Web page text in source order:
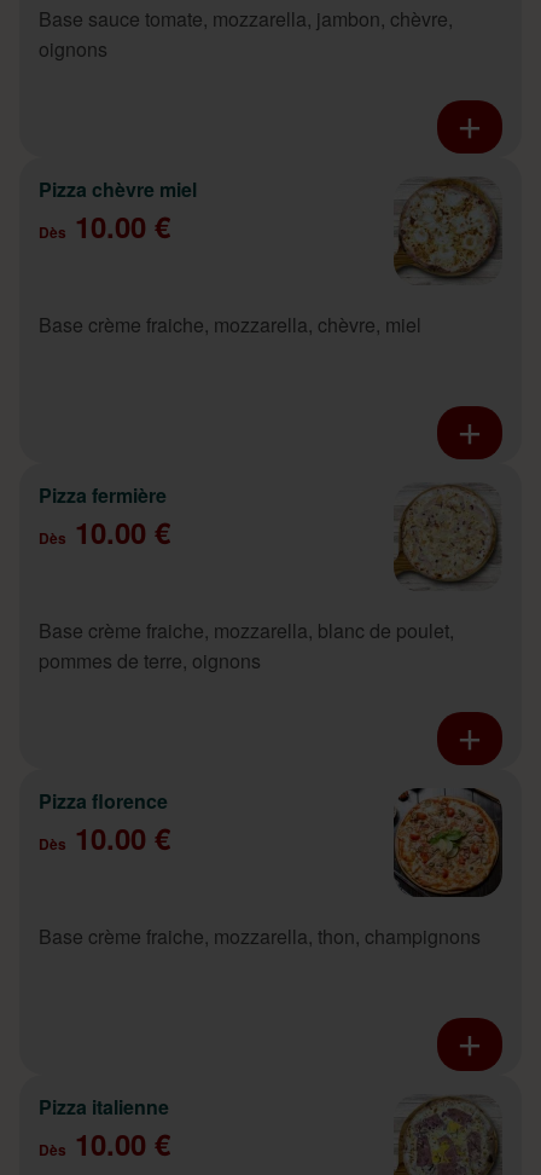
Base sauce tomate, mozzarella, jambon, chèvre,
oignons
Pizza chèvre miel
Dès 10.00 €
Base crème fraiche, mozzarella, chèvre, miel
Pizza fermière
Dès 10.00 €
Base crème fraiche, mozzarella, blanc de poulet,
pommes de terre, oignons
Pizza florence
Dès 10.00 €
Base crème fraiche, mozzarella, thon, champignons
Pizza italienne
Dès 10.00 €